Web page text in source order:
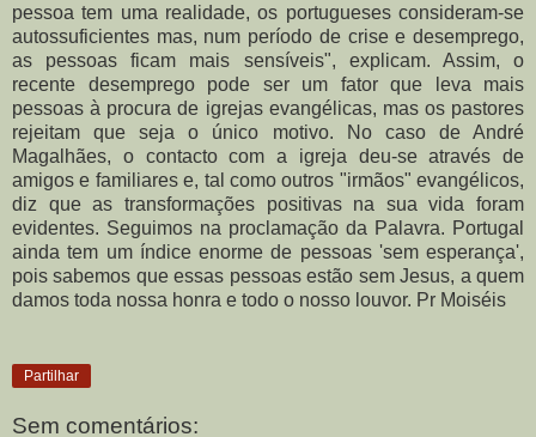
pessoa tem uma realidade, os portugueses consideram-se
autossuficientes mas, num período de crise e desemprego,
as pessoas ficam mais sensíveis", explicam. Assim, o
recente desemprego pode ser um fator que leva mais
pessoas à procura de igrejas evangélicas, mas os pastores
rejeitam que seja o único motivo. No caso de André
Magalhães, o contacto com a igreja deu-se através de
amigos e familiares e, tal como outros "irmãos" evangélicos,
diz que as transformações positivas na sua vida foram
evidentes. Seguimos na proclamação da Palavra. Portugal
ainda tem um índice enorme de pessoas 'sem esperança',
pois sabemos que essas pessoas estão sem Jesus, a quem
damos toda nossa honra e todo o nosso louvor. Pr Moiséis
Partilhar
Sem comentários: